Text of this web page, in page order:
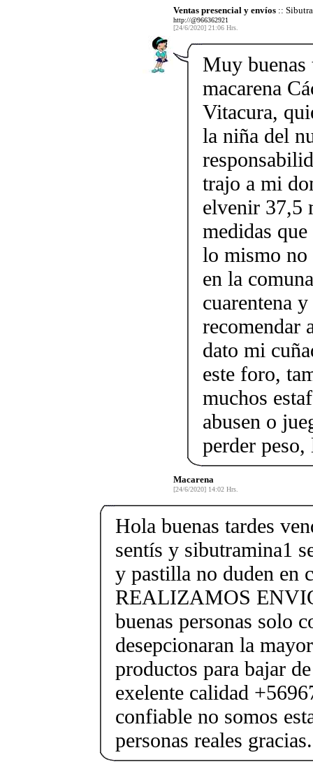
Ventas presencial y envíos ::
http://@966362921
[24/6/2020] 21:06 Hrs.
Muy buenas
macarena
Vitacura,
la niña del
trajo a mi
elvenir 37,5
medidas
lo mismo no
en la
cuarentena
recomendar
dato mi
este foro,
muchos
abusen o
perder
Macarena
[24/6/2020] 14:02 Hrs.
Hola buenas tardes
sentís y sibutramina1
y pastilla no duden en
REALIZAMOS
buenas personas solo
desepcionaran la
productos para bajar
exelente calidad
confiable no somos
personas reales gracias.